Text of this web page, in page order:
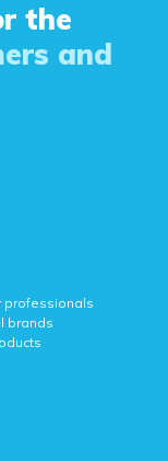
the
and
professionals
brands